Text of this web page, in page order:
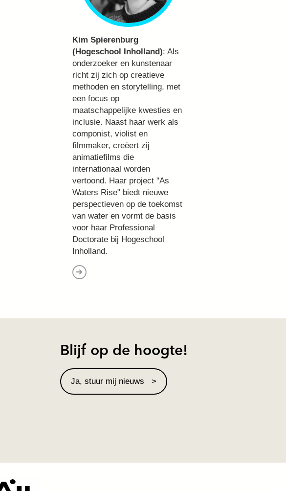
Kim Spierenburg
(Hogeschool Inholland):Als
onderzoeker en kunstenaar
richt zij zich op creatieve
methoden en storytelling, met
een focus op
maatschappelijke kwesties en
inclusie. Naast haar werk als
componist, violist en
filmmaker, creëert zij
animatiefilms die
internationaal worden
vertoond. Haar project "As
Waters Rise" biedt nieuwe
perspectieven op de toekomst
van water en vormt de basis
voor haar Professional
Doctorate bij Hogeschool
Inholland.
Blijf op de hoogte!
Ja, stuur mij nieuws